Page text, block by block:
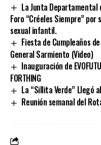
La Junta
Foro “Créeles Siempre”
sexual infantil.
Fiesta de Cumpleaños
General Sarmiento (Video)
Inauguración de
FORTHING
La “Sillita Verde” Llegó
Reunión semanal del